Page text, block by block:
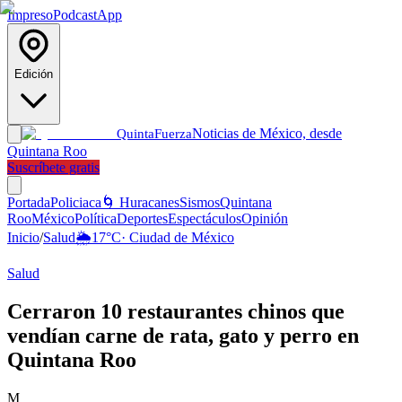
ImpresoPodcastApp
Edición
QuintaFuerzaNoticias de México, desde
Quintana Roo
Suscríbete gratis
PortadaPoliciaca 🌀 HuracanesSismosQuintana
RooMéxicoPolíticaDeportesEspectáculosOpinión
Inicio/Salud🌦️17°C· Ciudad de México
Salud
Cerraron 10 restaurantes chinos que
vendían carne de rata, gato y perro en
Quintana Roo
M